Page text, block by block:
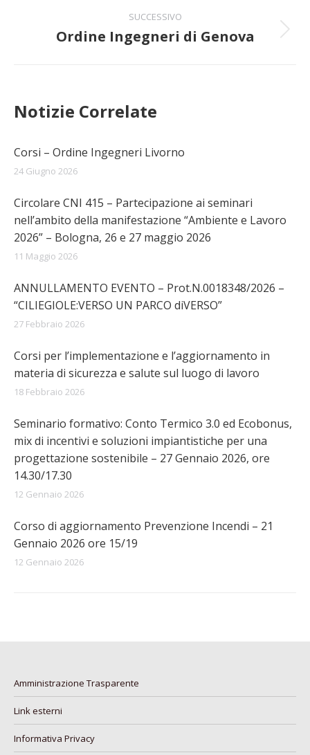
post
SUCCESSIVO
Prossimo
Ordine Ingegneri di Genova
Notizie Correlate
Corsi – Ordine Ingegneri Livorno
24 Giugno 2026
Circolare CNI 415 – Partecipazione ai seminari
nell’ambito della manifestazione “Ambiente e Lavoro
2026” – Bologna, 26 e 27 maggio 2026
11 Maggio 2026
ANNULLAMENTO EVENTO – Prot.N.0018348/2026 –
“CILIEGIOLE:VERSO UN PARCO diVERSO”
27 Febbraio 2026
Corsi per l’implementazione e l’aggiornamento in
materia di sicurezza e salute sul luogo di lavoro
18 Febbraio 2026
Seminario formativo: Conto Termico 3.0 ed Ecobonus,
mix di incentivi e soluzioni impiantistiche per una
progettazione sostenibile – 27 Gennaio 2026, ore
14.30/17.30
12 Gennaio 2026
Corso di aggiornamento Prevenzione Incendi – 21
Gennaio 2026 ore 15/19
12 Gennaio 2026
Amministrazione Trasparente
Link esterni
Informativa Privacy